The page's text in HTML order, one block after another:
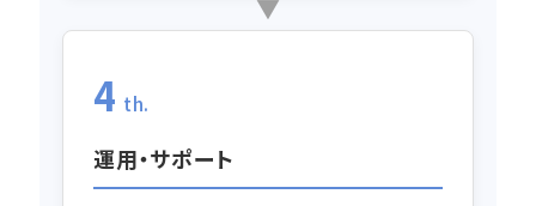
4 th.
運用・サポート